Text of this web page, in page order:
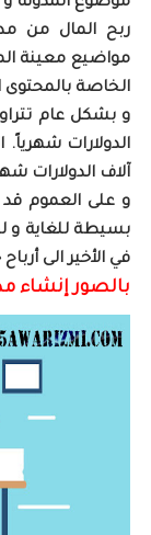
ربح المال من
مواضيع معينة
الخاصة
و بشكل عام
الدولارات
آلاف الدولارات
و على العموم قد
بسيطة للغاية و
في الأخير الى
بالصور إنشاء